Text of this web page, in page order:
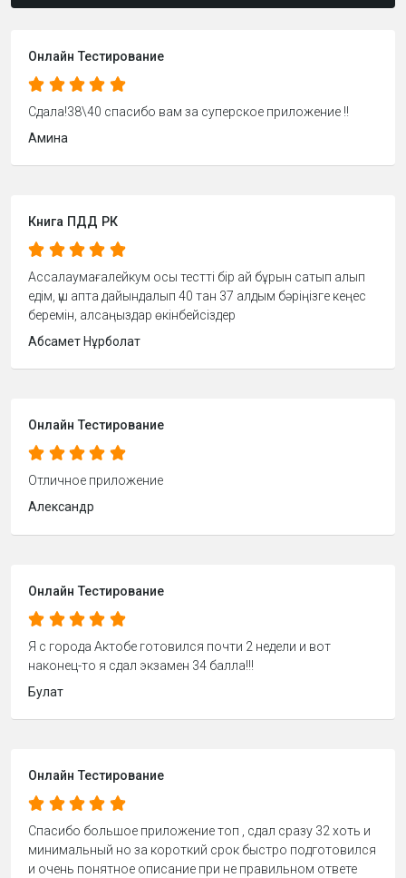
Онлайн Тестирование
Сдала!38\40 спасибо вам за суперское приложение !!
Амина
Книга ПДД РК
Ассалаумағалейкум осы тестті бір ай бұрын сатып алып
едім, үш апта дайындалып 40 тан 37 алдым бәріңізге кеңес
беремін, алсаңыздар өкінбейсіздер
Абсамет Нұрболат
Онлайн Тестирование
Отличное приложение
Александр
Онлайн Тестирование
Я с города Актобе готовился почти 2 недели и вот
наконец-то я сдал экзамен 34 балла!!!
Булат
Онлайн Тестирование
Спасибо большое приложение топ , сдал сразу 32 хоть и
минимальный но за короткий срок быстро подготовился
и очень понятное описание при не правильном ответе